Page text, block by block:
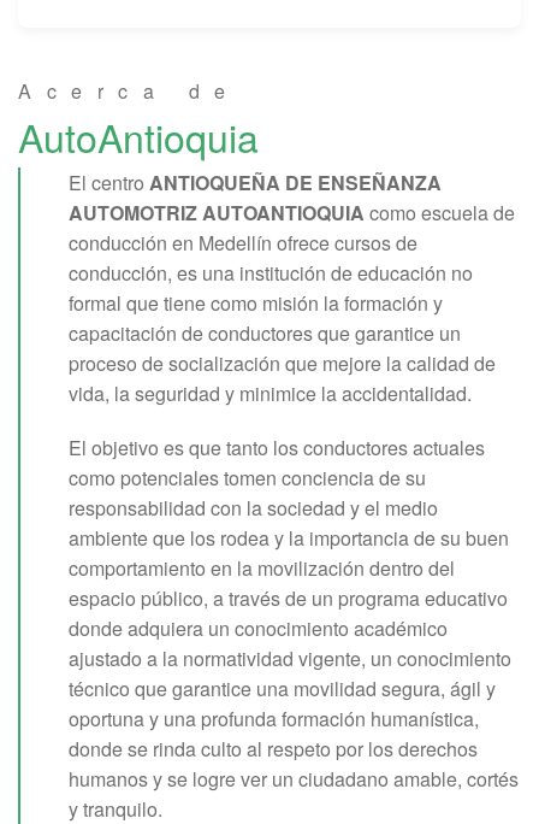
Acerca de
AutoAntioquia
El centro ANTIOQUEÑA DE ENSEÑANZA
AUTOMOTRIZ AUTOANTIOQUIA como escuela de
conducción en Medellín ofrece cursos de
conducción, es una institución de educación no
formal que tiene como misión la formación y
capacitación de conductores que garantice un
proceso de socialización que mejore la calidad de
vida, la seguridad y minimice la accidentalidad.
El objetivo es que tanto los conductores actuales
como potenciales tomen conciencia de su
responsabilidad con la sociedad y el medio
ambiente que los rodea y la importancia de su buen
comportamiento en la movilización dentro del
espacio público, a través de un programa educativo
donde adquiera un conocimiento académico
ajustado a la normatividad vigente, un conocimiento
técnico que garantice una movilidad segura, ágil y
oportuna y una profunda formación humanística,
donde se rinda culto al respeto por los derechos
humanos y se logre ver un ciudadano amable, cortés
y tranquilo.